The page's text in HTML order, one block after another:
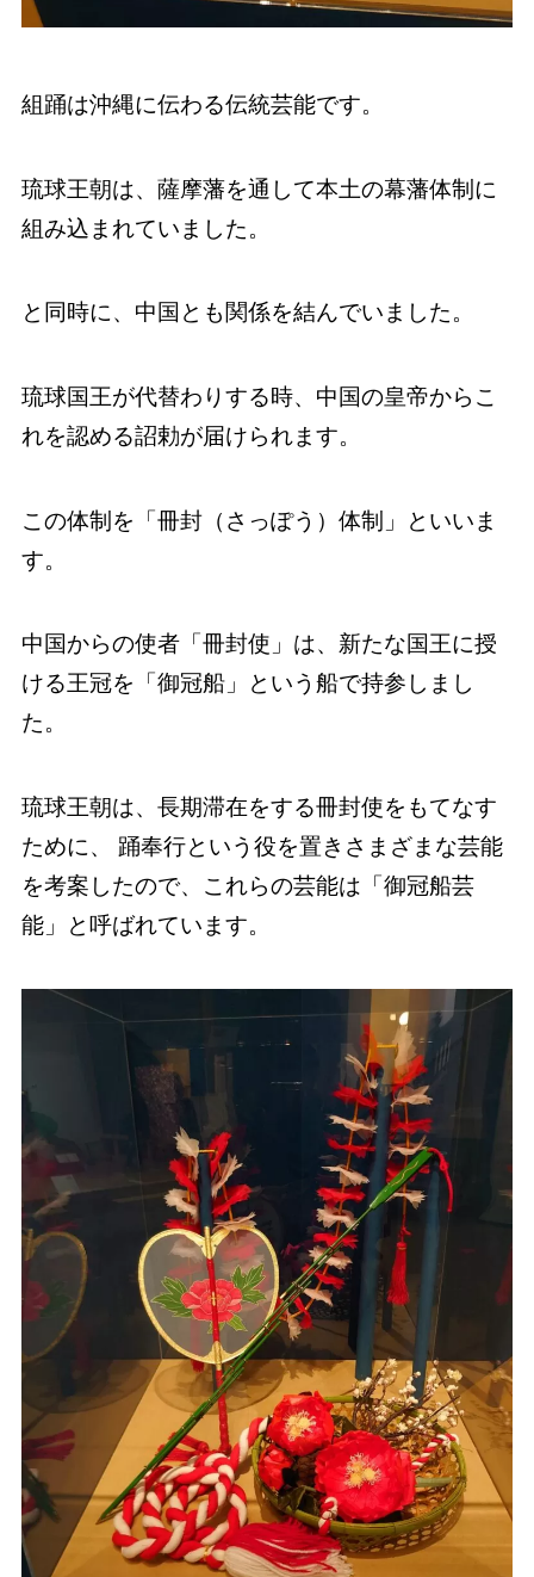
組踊は沖縄に伝わる伝統芸能です。
琉球王朝は、薩摩藩を通して本土の幕藩体制に
組み込まれていました。
と同時に、中国とも関係を結んでいました。
琉球国王が代替わりする時、中国の皇帝からこ
れを認める詔勅が届けられます。
この体制を「冊封（さっぽう）体制」といいま
す。
中国からの使者「冊封使」は、新たな国王に授
ける王冠を「御冠船」という船で持参しまし
た。
琉球王朝は、長期滞在をする冊封使をもてなす
ために、 踊奉行という役を置きさまざまな芸能
を考案したので、これらの芸能は「御冠船芸
能」と呼ばれています。